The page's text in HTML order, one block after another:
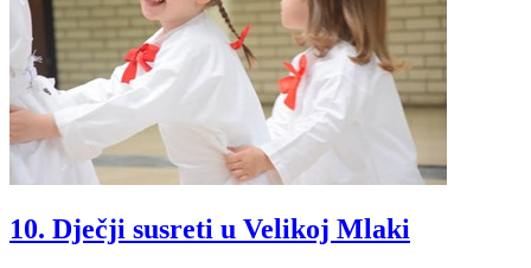
10. Dječji susreti u Velikoj Mlaki